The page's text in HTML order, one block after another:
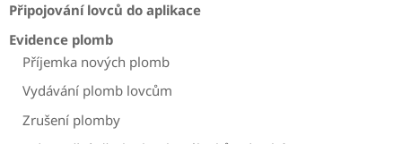
Připojování lovců do aplikace
Evidence plomb
Příjemka nových plomb
Vydávání plomb lovcům
Zrušení plomby